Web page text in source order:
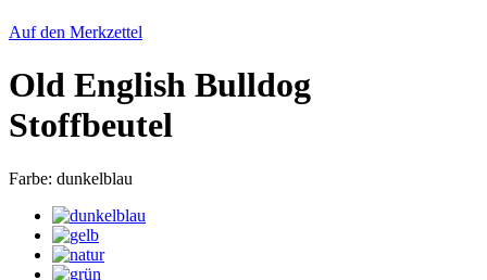
Auf den Merkzettel
Old English Bulldog
Stoffbeutel
Farbe: dunkelblau